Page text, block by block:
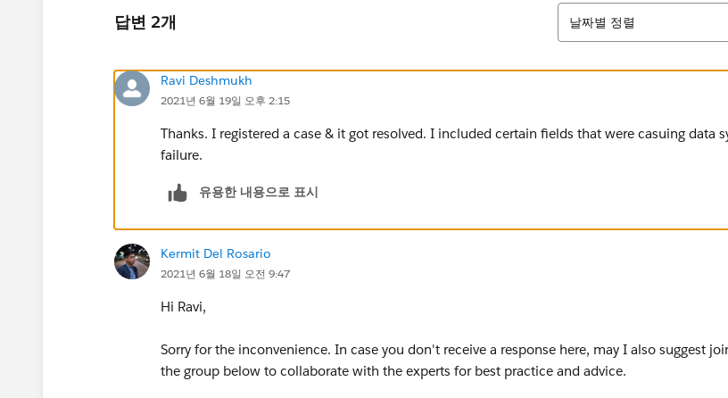
답변 2개
정렬
날짜별 정렬
Ravi Deshmukh
2021년 6월 19일 오후 2:15
Thanks. I registered a case & it got resolved. I included certain fields that were casuing data
failure.
유용한 내용으로 표시
Kermit Del Rosario
2021년 6월 18일 오전 9:47
Hi Ravi,
Sorry for the inconvenience. In case you don't receive a response here, may I also suggest
the group below to collaborate with the experts for best practice and advice.